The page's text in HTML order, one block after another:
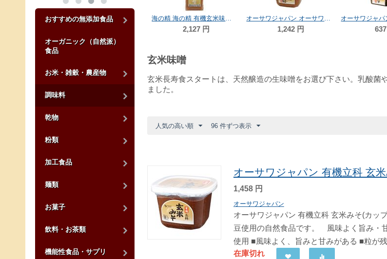
おすすめの無添加食品
オーガニック（自然派）
食品
お米・雑穀・農産物
調味料
乾物
粉類
加工食品
麺類
お菓子
飲料・お茶類
機能性食品・サプリ
海の精 海の精 有機玄米味噌 1kg
2,127 円
オーサワジャパン オーサワの信州 発芽玄米みそ 650g
1,242 円 637
玄米味噌
玄米長寿食スタートは、天然醸造の生味噌をお選び下さい。乳酸
ました。
人気の高い順 96 件ずつ表示
オーサワジャパン 有機立科 玄
1,458 円
オーサワジャパン
オーサワジャパン 有機立科 玄米みそ(カッ
豆使用の自然食品です。 風味よく旨み・
使用 ■風味よく、旨みと甘みがある ■粒が
在庫切れ